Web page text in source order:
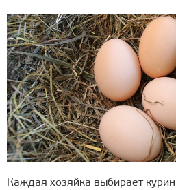
Каждая хозяйка выбирает